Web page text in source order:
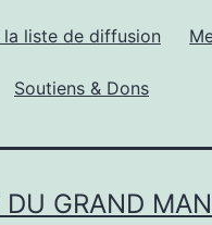
liste de diffusion
Soutiens & Dons
DU GRAND